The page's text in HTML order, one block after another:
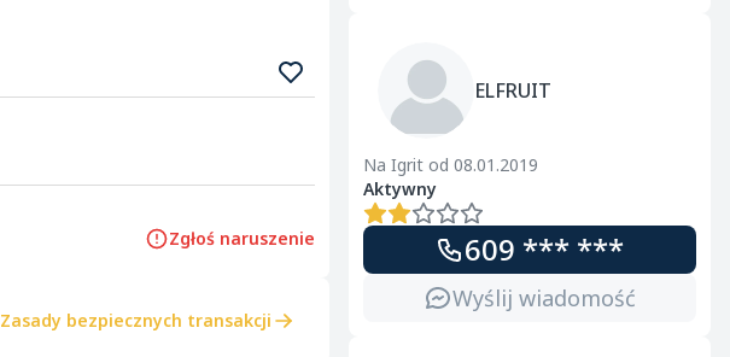
Zgłoś naruszenie
Zasady bezpiecznych transakcji
ELFRUIT
Na Igrit od 08.01.2019
Aktywny
609 *** ***
Wyślij wiadomość